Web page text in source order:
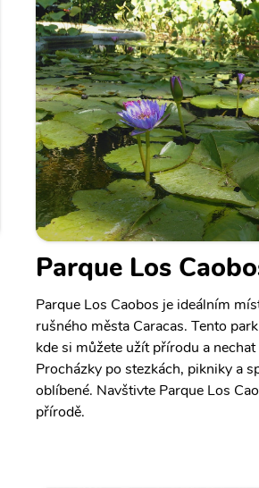
Parque Los
Parque Los Caobos je ideálním
rušného města Caracas. Tento
kde si můžete užít přírodu a
Procházky po stezkách, pikniky a
oblíbené. Navštivte Parque Los
přírodě.